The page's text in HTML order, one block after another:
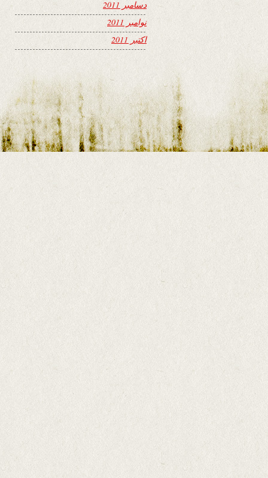
دسامبر 2011
نوامبر 2011
اکتبر 2011